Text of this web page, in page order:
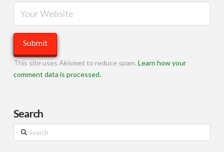
This site uses Akismet to reduce spam. Learn how your
comment data is processed.
Search
Search